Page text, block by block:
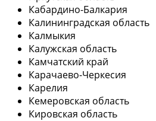
Кабардино-Балкария
Калининградская область
Калмыкия
Калужская область
Камчатский край
Карачаево-Черкесия
Карелия
Кемеровская область
Кировская область